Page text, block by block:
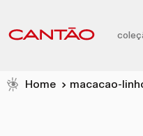
macacao-